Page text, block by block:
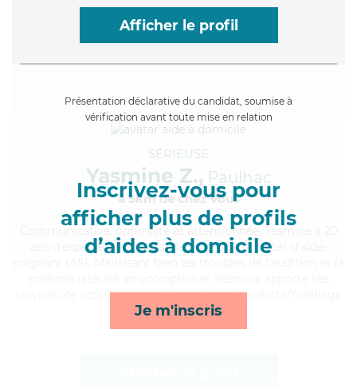
Afficher le profil
Présentation déclarative du candidat, soumise à
vérification avant toute mise en relation
Inscrivez-vous pour
afficher plus de profils
d’aides à domicile
Je m'inscris
SÉRIEUSE
Yasmine Z., Paulhac
à 5km de chez Vous
, optimiste et attentionnée, Yasmine a 20
ans d'expérience et possède un diplôme d'Etat d'aide-
services de activités, surveillance de nuit, toilette/habillage
et transports*